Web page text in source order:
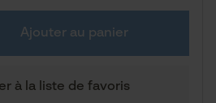
Ajouter au panier
à la liste de favoris